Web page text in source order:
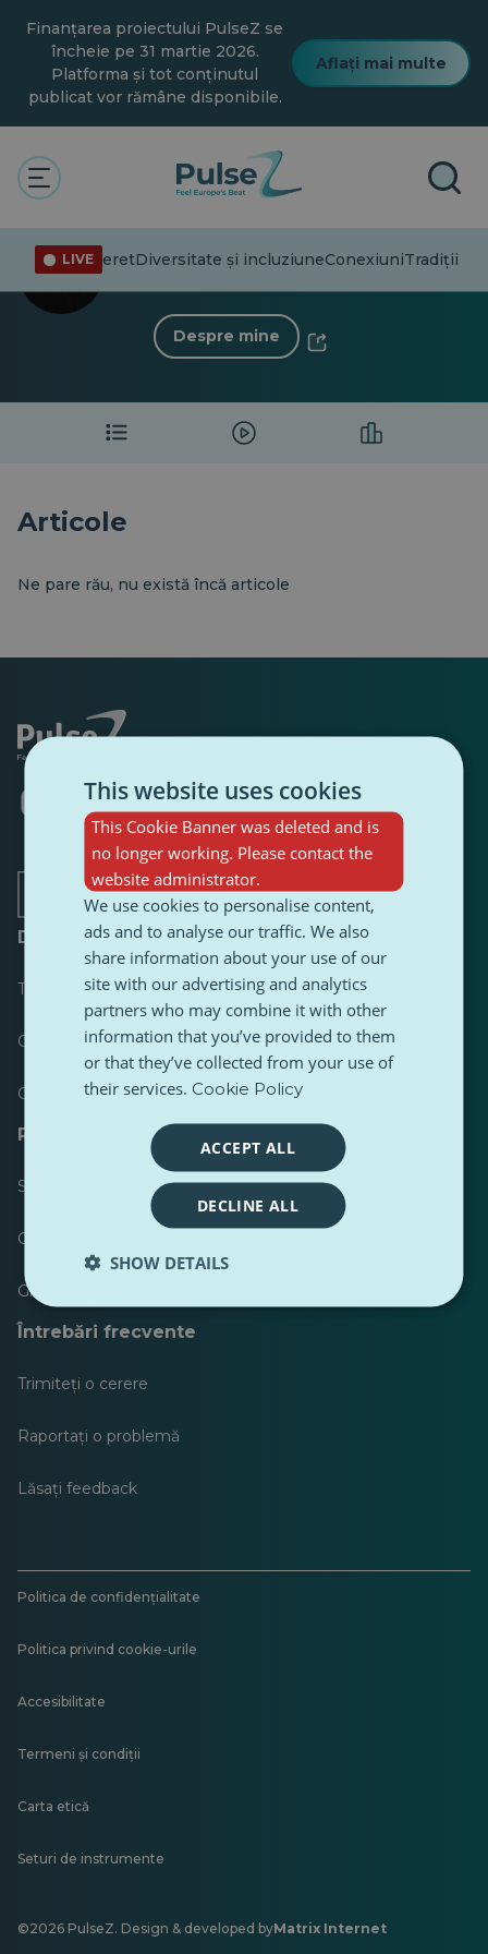
conținutul
principal
Finanțarea proiectului PulseZ se
încheie pe 31 martie 2026.
Platforma și tot conținutul
publicat vor rămâne disponibile.
Aflați mai multe
LIVE
TineretDiversitate și incluziuneConexiuniTradiții
0 Follower·0 În urma
Despre mine
Articole
Ne pare rău, nu există încă articole
Se
deschide
filă
deschide
nouă
Se
deschide
într-
o
filă
nouă
Se
deschide
într-
o
filă
nouă
Se
deschide
într-
o
filă
nouă
Se
deschide
într-
o
filă
nouă
Despre
Tabloul de bord
Cele mai publicate
Cele mai urmărite
Resurse pentru jurnaliști
Seturi de instrumente
Ghid de stil pentru conținut PulseZ
Ghid de postare pentru contributori PulseZ
Întrebări frecvente
Trimiteți o cerere
Raportați o problemă
Lăsați feedback
Politica de confidențialitate
Politica privind cookie-urile
Accesibilitate
Termeni și condiții
Carta etică
Seturi de instrumente
©2026 PulseZ. Design & developed byMatrix Internet
Se
This website uses cookies
This Cookie Banner was deleted and is
no longer working. Please contact the
website administrator.
We use cookies to personalise content,
ads and to analyse our traffic. We also
share information about your use of our
site with our advertising and analytics
partners who may combine it with other
information that you’ve provided to them
or that they’ve collected from your use of
their services. Cookie Policy
ACCEPT ALL
DECLINE ALL
SHOW DETAILS